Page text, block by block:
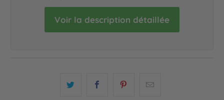
Voir la description détaillée